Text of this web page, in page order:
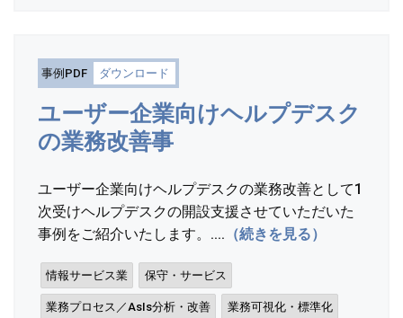
事例PDF ダウンロード
ユーザー企業向けヘルプデスク
の業務改善事
ユーザー企業向けヘルプデスクの業務改善として1
次受けヘルプデスクの開設支援させていただいた
事例をご紹介いたします。.... （続きを見る）
情報サービス業 保守・サービス
業務プロセス／AsIs分析・改善 業務可視化・標準化